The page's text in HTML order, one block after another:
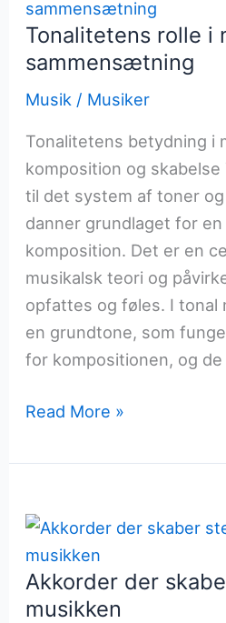
Tonalitetens rolle i
sammensætning
Musik / Musiker
Tonalitetens betydning i
komposition og
til det system af toner
danner grundlaget for en
komposition. Det er en
musikalsk teori og
opfattes og føles. I tonal
en grundtone, som
for kompositionen, og de
Tonalitetens
i
sammensætning
Read More »
Akkorder der
musikken